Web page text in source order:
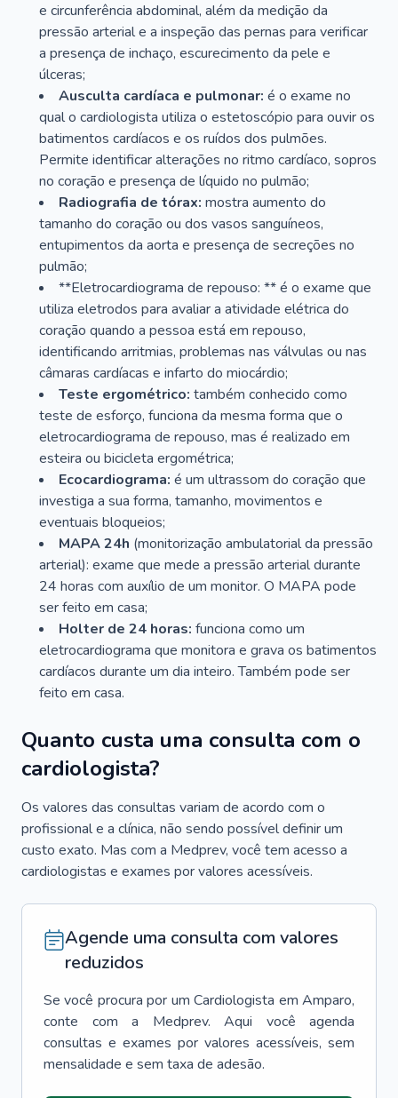
e circunferência abdominal, além da medição da
pressão arterial e a inspeção das pernas para verificar
a presença de inchaço, escurecimento da pele e
úlceras;
Ausculta cardíaca e pulmonar: é o exame no
qual o cardiologista utiliza o estetoscópio para ouvir os
batimentos cardíacos e os ruídos dos pulmões.
Permite identificar alterações no ritmo cardíaco, sopros
no coração e presença de líquido no pulmão;
Radiografia de tórax: mostra aumento do
tamanho do coração ou dos vasos sanguíneos,
entupimentos da aorta e presença de secreções no
pulmão;
**Eletrocardiograma de repouso: ** é o exame que
utiliza eletrodos para avaliar a atividade elétrica do
coração quando a pessoa está em repouso,
identificando arritmias, problemas nas válvulas ou nas
câmaras cardíacas e infarto do miocárdio;
Teste ergométrico: também conhecido como
teste de esforço, funciona da mesma forma que o
eletrocardiograma de repouso, mas é realizado em
esteira ou bicicleta ergométrica;
Ecocardiograma: é um ultrassom do coração que
investiga a sua forma, tamanho, movimentos e
eventuais bloqueios;
MAPA 24h (monitorização ambulatorial da pressão
arterial): exame que mede a pressão arterial durante
24 horas com auxílio de um monitor. O MAPA pode
ser feito em casa;
Holter de 24 horas: funciona como um
eletrocardiograma que monitora e grava os batimentos
cardíacos durante um dia inteiro. Também pode ser
feito em casa.
Quanto custa uma consulta com o
cardiologista?
Os valores das consultas variam de acordo com o
profissional e a clínica, não sendo possível definir um
custo exato. Mas com a Medprev, você tem acesso a
cardiologistas e exames por valores acessíveis.
Agende uma consulta com valores
reduzidos
Se você procura por um Cardiologista em Amparo,
conte com a Medprev. Aqui você agenda
consultas e exames por valores acessíveis, sem
mensalidade e sem taxa de adesão.